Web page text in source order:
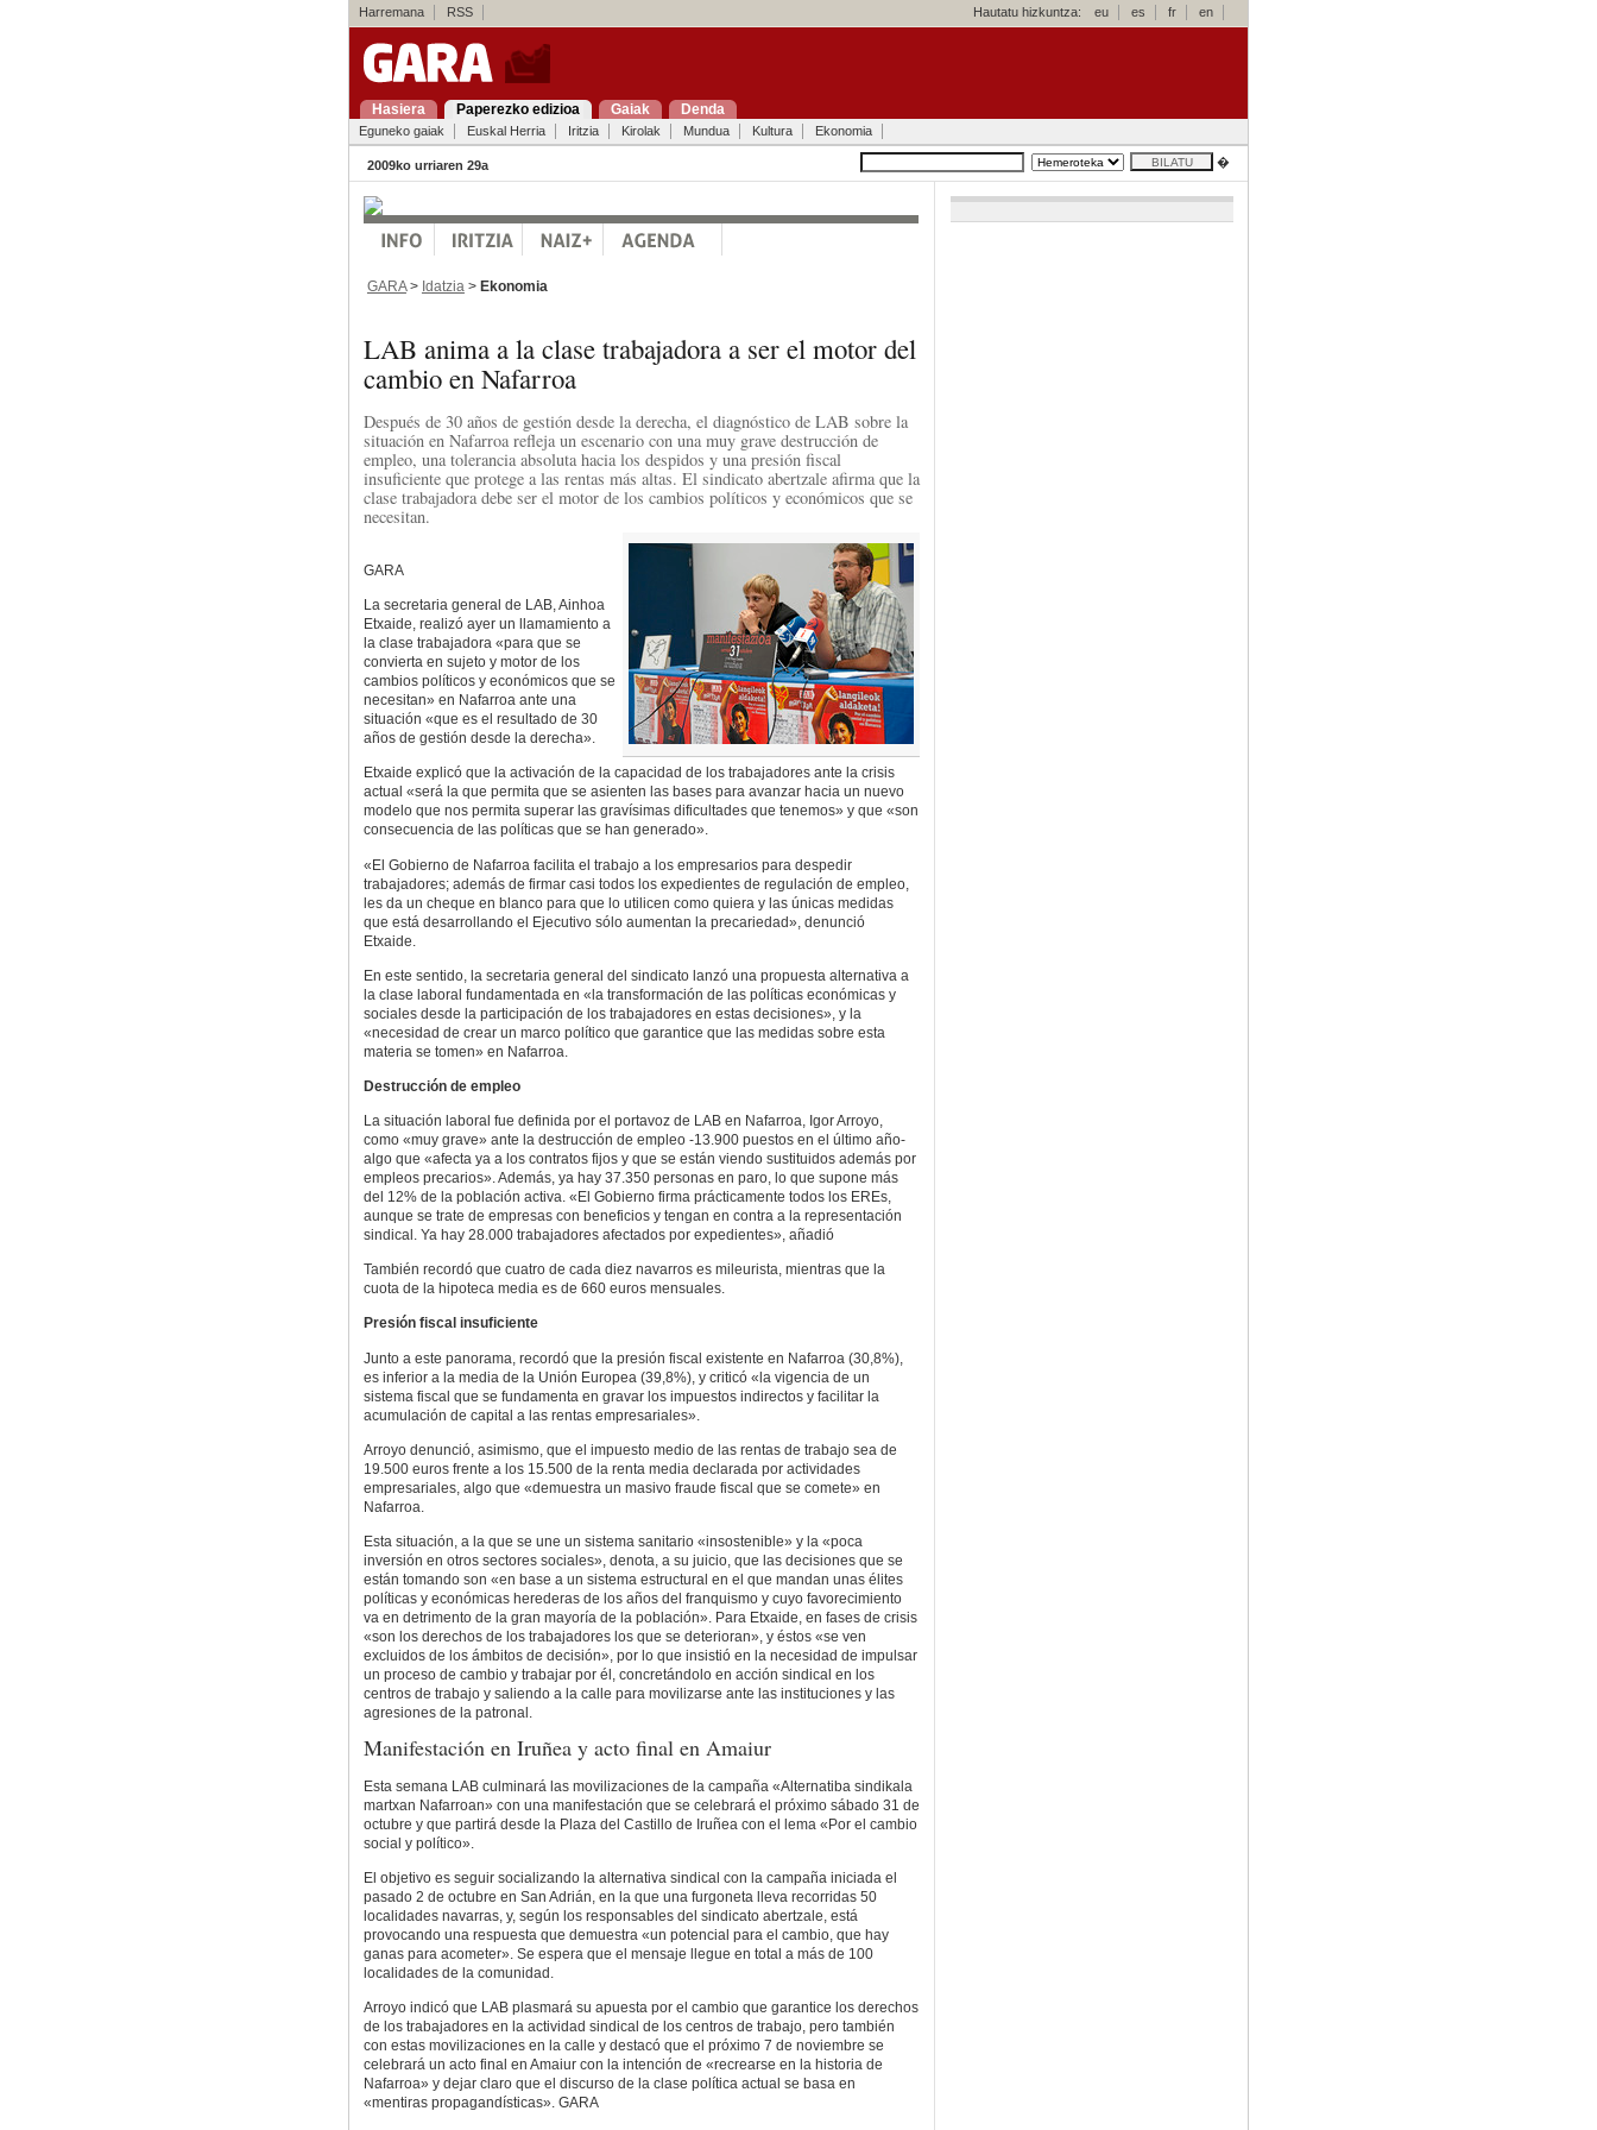
Harremana RSS Hautatu hizkuntza: eu es fr en
Hasiera Paperezko edizioa Gaiak Denda
Eguneko gaiak Euskal Herria Iritzia Kirolak Mundua Kultura Ekonomia
2009ko urriaren 29a �
GARA> Idatzia > Ekonomia
LAB anima a la clase trabajadora a ser el motor del
cambio en Nafarroa
Después de 30 años de gestión desde la derecha, el diagnóstico de LAB sobre la
situación en Nafarroa refleja un escenario con una muy grave destrucción de
empleo, una tolerancia absoluta hacia los despidos y una presión fiscal
insuficiente que protege a las rentas más altas. El sindicato abertzale afirma que la
clase trabajadora debe ser el motor de los cambios políticos y económicos que se
necesitan.
GARA
La secretaria general de LAB, Ainhoa
Etxaide, realizó ayer un llamamiento a
la clase trabajadora «para que se
convierta en sujeto y motor de los
cambios políticos y económicos que se
necesitan» en Nafarroa ante una
situación «que es el resultado de 30
años de gestión desde la derecha».
Etxaide explicó que la activación de la capacidad de los trabajadores ante la crisis
actual «será la que permita que se asienten las bases para avanzar hacia un nuevo
modelo que nos permita superar las gravísimas dificultades que tenemos» y que «son
consecuencia de las políticas que se han generado».
«El Gobierno de Nafarroa facilita el trabajo a los empresarios para despedir
trabajadores; además de firmar casi todos los expedientes de regulación de empleo,
les da un cheque en blanco para que lo utilicen como quiera y las únicas medidas
que está desarrollando el Ejecutivo sólo aumentan la precariedad», denunció
Etxaide.
En este sentido, la secretaria general del sindicato lanzó una propuesta alternativa a
la clase laboral fundamentada en «la transformación de las políticas económicas y
sociales desde la participación de los trabajadores en estas decisiones», y la
«necesidad de crear un marco político que garantice que las medidas sobre esta
materia se tomen» en Nafarroa.
Destrucción de empleo
La situación laboral fue definida por el portavoz de LAB en Nafarroa, Igor Arroyo,
como «muy grave» ante la destrucción de empleo -13.900 puestos en el último año-
algo que «afecta ya a los contratos fijos y que se están viendo sustituidos además por
empleos precarios». Además, ya hay 37.350 personas en paro, lo que supone más
del 12% de la población activa. «El Gobierno firma prácticamente todos los EREs,
aunque se trate de empresas con beneficios y tengan en contra a la representación
sindical. Ya hay 28.000 trabajadores afectados por expedientes», añadió
También recordó que cuatro de cada diez navarros es mileurista, mientras que la
cuota de la hipoteca media es de 660 euros mensuales.
Presión fiscal insuficiente
Junto a este panorama, recordó que la presión fiscal existente en Nafarroa (30,8%),
es inferior a la media de la Unión Europea (39,8%), y criticó «la vigencia de un
sistema fiscal que se fundamenta en gravar los impuestos indirectos y facilitar la
acumulación de capital a las rentas empresariales».
Arroyo denunció, asimismo, que el impuesto medio de las rentas de trabajo sea de
19.500 euros frente a los 15.500 de la renta media declarada por actividades
empresariales, algo que «demuestra un masivo fraude fiscal que se comete» en
Nafarroa.
Esta situación, a la que se une un sistema sanitario «insostenible» y la «poca
inversión en otros sectores sociales», denota, a su juicio, que las decisiones que se
están tomando son «en base a un sistema estructural en el que mandan unas élites
políticas y económicas herederas de los años del franquismo y cuyo favorecimiento
va en detrimento de la gran mayoría de la población». Para Etxaide, en fases de crisis
«son los derechos de los trabajadores los que se deterioran», y éstos «se ven
excluidos de los ámbitos de decisión», por lo que insistió en la necesidad de impulsar
un proceso de cambio y trabajar por él, concretándolo en acción sindical en los
centros de trabajo y saliendo a la calle para movilizarse ante las instituciones y las
agresiones de la patronal.
Manifestación en Iruñea y acto final en Amaiur
Esta semana LAB culminará las movilizaciones de la campaña «Alternatiba sindikala
martxan Nafarroan» con una manifestación que se celebrará el próximo sábado 31 de
octubre y que partirá desde la Plaza del Castillo de Iruñea con el lema «Por el cambio
social y político».
El objetivo es seguir socializando la alternativa sindical con la campaña iniciada el
pasado 2 de octubre en San Adrián, en la que una furgoneta lleva recorridas 50
localidades navarras, y, según los responsables del sindicato abertzale, está
provocando una respuesta que demuestra «un potencial para el cambio, que hay
ganas para acometer». Se espera que el mensaje llegue en total a más de 100
localidades de la comunidad.
Arroyo indicó que LAB plasmará su apuesta por el cambio que garantice los derechos
de los trabajadores en la actividad sindical de los centros de trabajo, pero también
con estas movilizaciones en la calle y destacó que el próximo 7 de noviembre se
celebrará un acto final en Amaiur con la intención de «recrearse en la historia de
Nafarroa» y dejar claro que el discurso de la clase política actual se basa en
«mentiras propagandísticas». GARA